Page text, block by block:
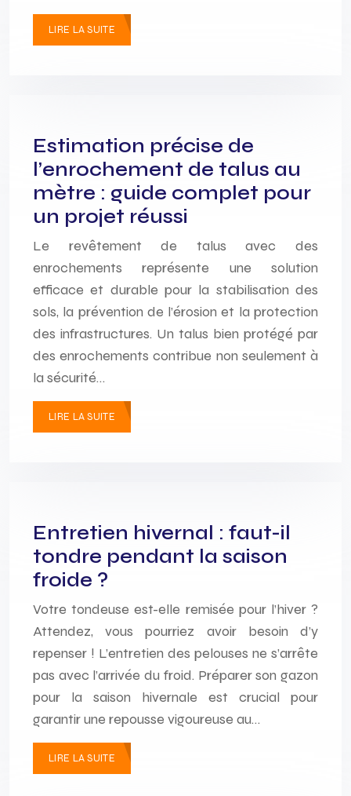
LIRE LA SUITE
Estimation précise de
l’enrochement de talus au
mètre : guide complet pour
un projet réussi
Le revêtement de talus avec des
enrochements représente une solution
efficace et durable pour la stabilisation des
sols, la prévention de l’érosion et la protection
des infrastructures. Un talus bien protégé par
des enrochements contribue non seulement à
la sécurité…
LIRE LA SUITE
Entretien hivernal : faut-il
tondre pendant la saison
froide ?
Votre tondeuse est-elle remisée pour l’hiver ?
Attendez, vous pourriez avoir besoin d’y
repenser ! L’entretien des pelouses ne s’arrête
pas avec l’arrivée du froid. Préparer son gazon
pour la saison hivernale est crucial pour
garantir une repousse vigoureuse au…
LIRE LA SUITE